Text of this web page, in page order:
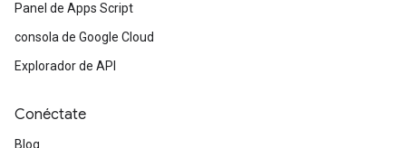
Panel de Apps Script
consola de Google Cloud
Explorador de API
Conéctate
Blog